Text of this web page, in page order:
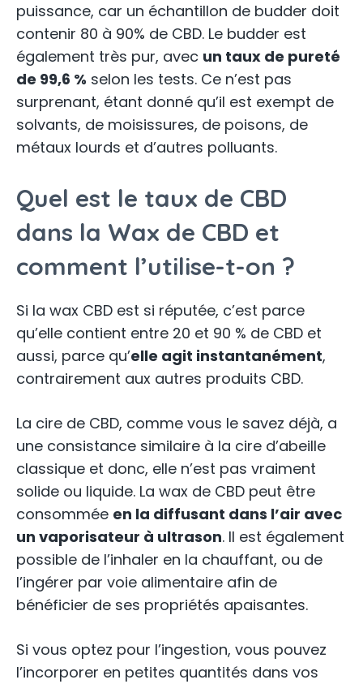
puissance, car un échantillon de budder doit
contenir 80 à 90% de CBD. Le budder est
également très pur, avec un taux de pureté
de 99,6 % selon les tests. Ce n’est pas
surprenant, étant donné qu’il est exempt de
solvants, de moisissures, de poisons, de
métaux lourds et d’autres polluants.
Quel est le taux de CBD
dans la Wax de CBD et
comment l’utilise-t-on ?
Si la wax CBD est si réputée, c’est parce
qu’elle contient entre 20 et 90 % de CBD et
aussi, parce qu’elle agit instantanément,
contrairement aux autres produits CBD.
La cire de CBD, comme vous le savez déjà, a
une consistance similaire à la cire d’abeille
classique et donc, elle n’est pas vraiment
solide ou liquide. La wax de CBD peut être
consommée en la diffusant dans l’air avec
un vaporisateur à ultrason. Il est également
possible de l’inhaler en la chauffant, ou de
l’ingérer par voie alimentaire afin de
bénéficier de ses propriétés apaisantes.
Si vous optez pour l’ingestion, vous pouvez
l’incorporer en petites quantités dans vos